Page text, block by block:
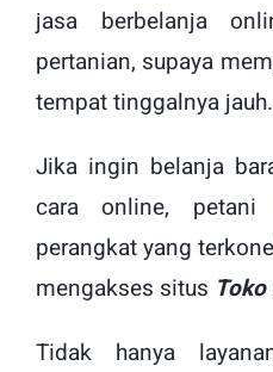
jasa berbelanja
pertanian, supaya
tempat tinggalnya jauh.
Jika ingin belanja
cara online, petani
perangkat yang
mengakses situs
Tidak hanya